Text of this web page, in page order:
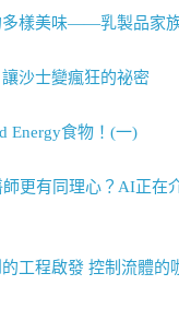
多樣美味——乳製品家
沙士變瘋狂的祕密
Energy食物！(一)
更有同理心？AI正在
工程啟發 控制流體的